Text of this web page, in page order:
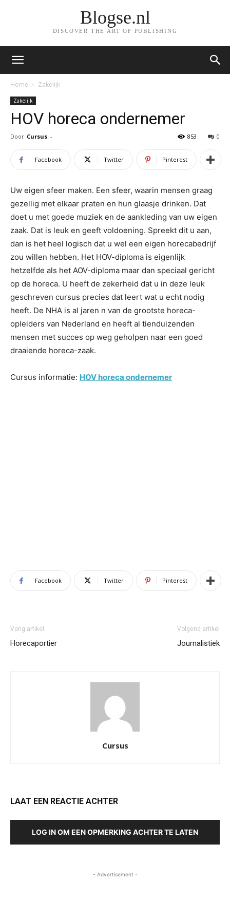
Blogse.nl
DISCOVER THE ART OF PUBLISHING
Home Zakelijk
Zakelijk
HOV horeca ondernemer
Door Cursus - 0
853
Facebook Twitter Pinterest
Uw eigen sfeer maken. Een sfeer, waarin mensen graag
gezellig met elkaar praten en hun glaasje drinken. Dat
doet u met goede muziek en de aankleding van uw eigen
zaak. Dat is leuk en geeft voldoening. Spreekt dit u aan,
dan is het heel logisch dat u wel een eigen horecabedrijf
zou willen hebben. Het HOV-diploma is eigenlijk
hetzelfde als het AOV-diploma maar dan speciaal gericht
op de horeca. U heeft de zekerheid dat u in deze leuk
geschreven cursus precies dat leert wat u echt nodig
heeft. De NHA is al jaren n van de grootste horeca-
opleiders van Nederland en heeft al tienduizenden
mensen met succes op weg geholpen naar een goed
draaiende horeca-zaak.
Cursus informatie: HOV horeca ondernemer
Facebook Twitter Pinterest
Vorig artikel
Horecaportier
Volgend artikel
Journalistiek
Cursus
LAAT EEN REACTIE ACHTER
LOG IN OM EEN OPMERKING ACHTER TE LATEN
- Advertisement -